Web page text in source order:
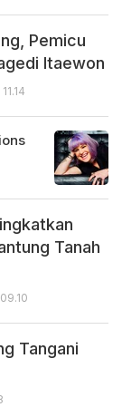
Pemicu
Itaewon
Tanah
Tangani